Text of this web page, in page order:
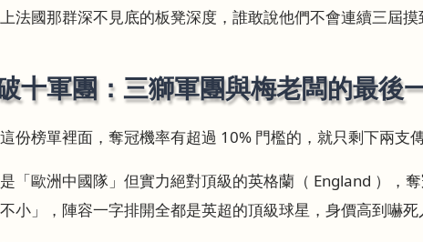
法國那群深不見底的板凳深度，誰敢說他們不會連續三屆摸
十軍團：三獅軍團與梅老闆的最後
份榜單裡面，奪冠機率有超過 10% 門檻的，就只剩下兩支傳
「歐洲中國隊」但實力絕對頂級的英格蘭（ England ），
小」，陣容一字排開全都是英超的頂級球星，身價高到嚇